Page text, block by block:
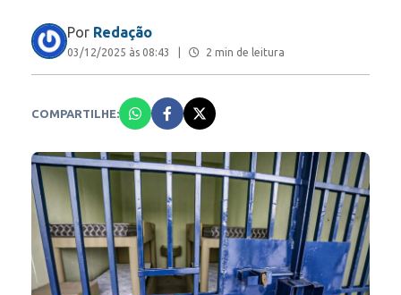
Por Redação
03/12/2025 às 08:43 2 min de leitura
COMPARTILHE: